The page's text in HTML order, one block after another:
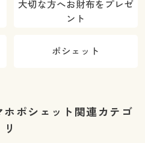
大切な方へお財布をプレゼ
ント
ポシェット
ポシェット関連カテゴ
リ